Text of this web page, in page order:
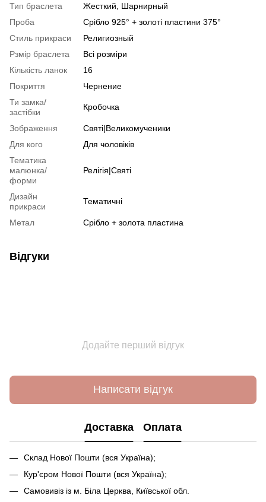
Тип браслета
Жесткий, Шарнирный
Проба
Срібло 925° + золоті пластини 375°
Стиль прикраси
Религиозный
Рзмір браслета
Всі розміри
Кількість ланок
16
Покриття
Чернение
Ти замка/
застібки
Кробочка
Зображення
Святі|Великомученики
Для кого
Для чоловіків
Тематика
малюнка/
форми
Релігія|Святі
Дизайн
прикраси
Тематичні
Метал Срібло + золота пластина
Відгуки
Додайте перший відгук
Написати відгук
Доставка Оплата
Склад Нової Пошти (вся Україна);
Кур'єром Нової Пошти (вся Україна);
Самовивіз із м. Біла Церква, Київської обл.